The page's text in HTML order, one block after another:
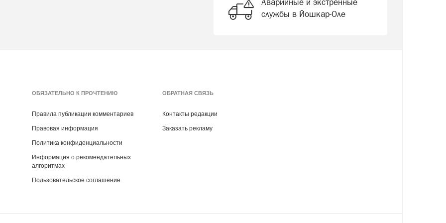
Аварийные и экстренные
службы в Йошкар-Оле
ОБЯЗАТЕЛЬНО К ПРОЧТЕНИЮ
Правила публикации комментариев
Правовая информация
Политика конфиденциальности
Информация о рекомендательных
алгоритмах
Пользовательское соглашение
ОБРАТНАЯ СВЯЗЬ
Контакты редакции
Заказать рекламу